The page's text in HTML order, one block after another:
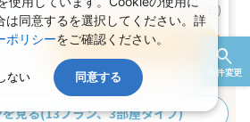
条件変更
(おとな2名 こども0名・1部屋/1泊2日)
プランの詳細
見る(13プラン、3部屋タイプ)
は同意するを選択してください。詳
ポリシーをご確認ください。
ない 同意する